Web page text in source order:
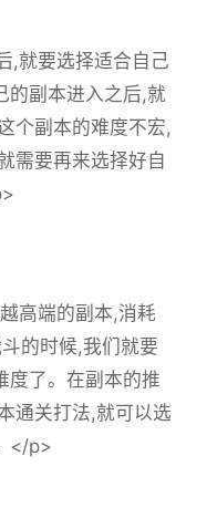
,就要选择适合自己
的副本进入之后,就
个副本的难度不宏,
需要再来选择好自
高端的副本,消耗
的时候,我们就要
度了。在副本的推
通关打法,就可以选
</p>